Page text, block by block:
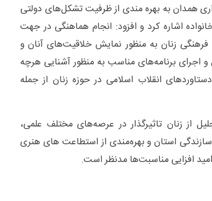
همدان به بهره مندی از ظرفیت تشکل‌های دولتی
اشاره کرد و افزود: انجام هماهنگی در جهت
فرهنگی زنان به منظور نمایش خلاقیت‌های آنان و
و اجرای برنامه‌های مناسب به منظور آشنایی هرچه
انقلاب اسلامی در حوزه زنان از جمله
از زنان تاثیر‌گذار در عرصه‌های مختلف علمی،
استان و بهره‌مندی از استطاعت‌ های هنری
افزایی مناسبت‌ها مدنظر است.